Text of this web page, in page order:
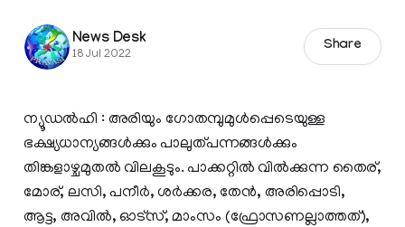
News Desk
18 Jul 2022
Share
ന്യൂഡല്‍ഹി : അരിയും ഗോതമ്പുമുൾപ്പെടെയുള്ള
ഭക്ഷ്യധാന്യങ്ങള്‍ക്കും പാലുത്പന്നങ്ങള്‍ക്കും
തിങ്കളാഴ്ചമുതല്‍ വിലകൂടും. പാക്കറ്റില്‍ വില്‍ക്കുന്ന തൈര്,
മോര്, ലസി, പനീര്‍, ശര്‍ക്കര, തേന്‍, അരിപ്പൊടി,
ആട്ട, അവില്‍, ഓട്‌സ്, മാംസം (ഫ്രോസണല്ലാത്തത്),